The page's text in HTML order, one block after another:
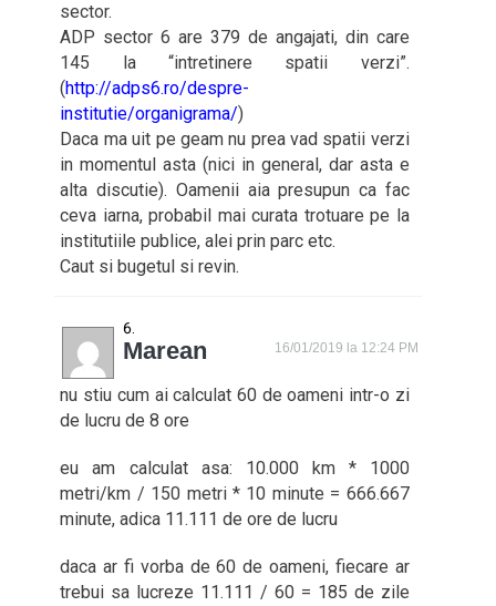
sector.
ADP sector 6 are 379 de angajati, din care
145 la “intretinere spatii verzi”.
(http://adps6.ro/despre-
institutie/organigrama/)
Daca ma uit pe geam nu prea vad spatii verzi
in momentul asta (nici in general, dar asta e
alta discutie). Oamenii aia presupun ca fac
ceva iarna, probabil mai curata trotuare pe la
institutiile publice, alei prin parc etc.
Caut si bugetul si revin.
Marean 16/01/2019 la 12:24 PM
nu stiu cum ai calculat 60 de oameni intr-o zi
de lucru de 8 ore
eu am calculat asa: 10.000 km * 1000
metri/km / 150 metri * 10 minute = 666.667
minute, adica 11.111 de ore de lucru
daca ar fi vorba de 60 de oameni, fiecare ar
trebui sa lucreze 11.111 / 60 = 185 de zile